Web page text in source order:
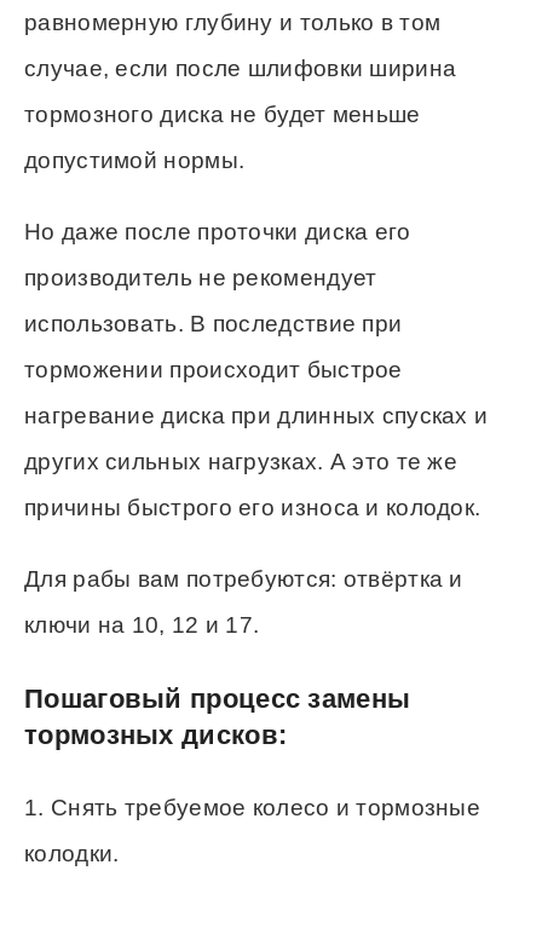
равномерную глубину и только в том
случае, если после шлифовки ширина
тормозного диска не будет меньше
допустимой нормы.
Но даже после проточки диска его
производитель не рекомендует
использовать. В последствие при
торможении происходит быстрое
нагревание диска при длинных спусках и
других сильных нагрузках. А это те же
причины быстрого его износа и колодок.
Для рабы вам потребуются: отвёртка и
ключи на 10, 12 и 17.
Пошаговый процесс замены
тормозных дисков:
1. Снять требуемое колесо и тормозные
колодки.